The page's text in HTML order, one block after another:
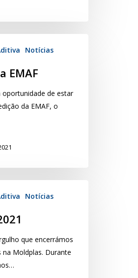
Notícias
EMAF
oportunidade de estar
da EMAF, o
Notícias
que encerrámos
Moldplas. Durante